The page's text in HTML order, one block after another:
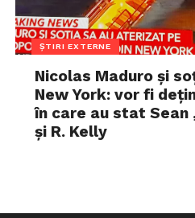
ȘTIRI EXTERNE
Nicolas Maduro și
New York: vor fi
în care au stat Sean
și R. Kelly